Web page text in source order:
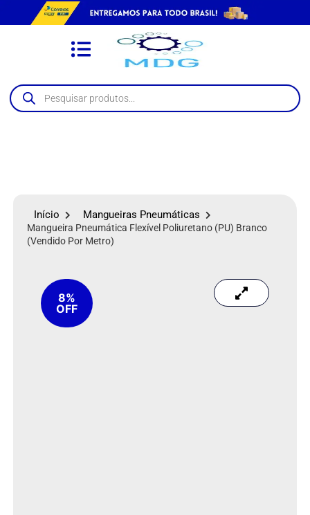
Início Mangueiras Pneumáticas
Mangueira Pneumática Flexível Poliuretano (PU) Branco
(vendido Por Metro)
8%
OFF